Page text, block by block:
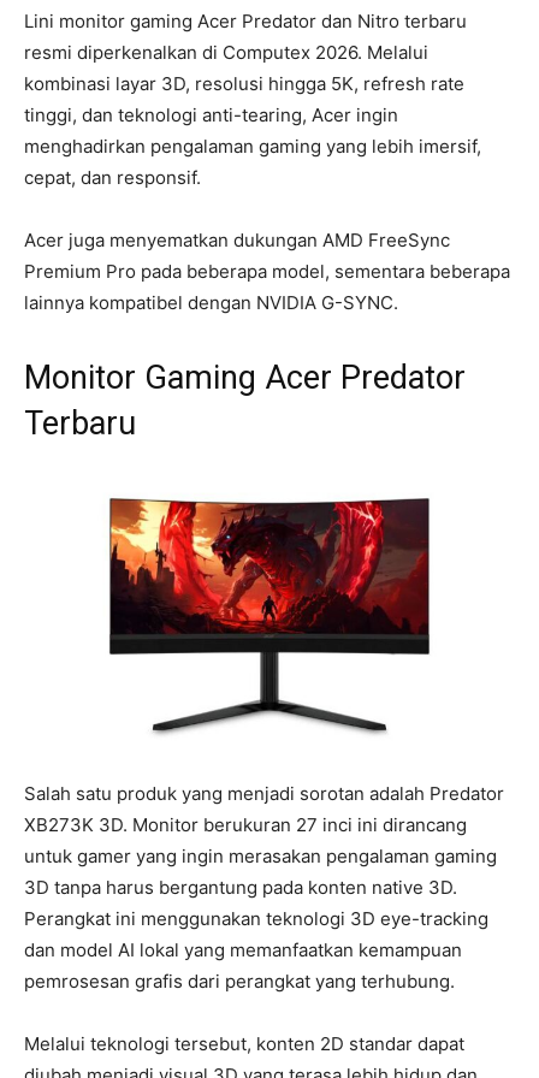
Lini monitor gaming Acer Predator dan Nitro terbaru
resmi diperkenalkan di Computex 2026. Melalui
kombinasi layar 3D, resolusi hingga 5K, refresh rate
tinggi, dan teknologi anti-tearing, Acer ingin
menghadirkan pengalaman gaming yang lebih imersif,
cepat, dan responsif.
Acer juga menyematkan dukungan AMD FreeSync
Premium Pro pada beberapa model, sementara beberapa
lainnya kompatibel dengan NVIDIA G-SYNC.
Monitor Gaming Acer Predator
Terbaru
Salah satu produk yang menjadi sorotan adalah Predator
XB273K 3D. Monitor berukuran 27 inci ini dirancang
untuk gamer yang ingin merasakan pengalaman gaming
3D tanpa harus bergantung pada konten native 3D.
Perangkat ini menggunakan teknologi 3D eye-tracking
dan model AI lokal yang memanfaatkan kemampuan
pemrosesan grafis dari perangkat yang terhubung.
Melalui teknologi tersebut, konten 2D standar dapat